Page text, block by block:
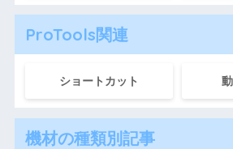
ProTools関連
ショートカット
機材の種類別記事